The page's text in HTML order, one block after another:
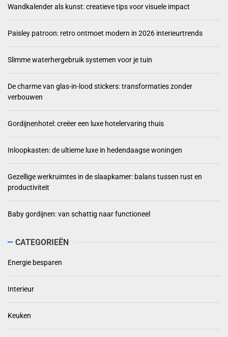
Wandkalender als kunst: creatieve tips voor visuele impact
Paisley patroon: retro ontmoet modern in 2026 interieurtrends
Slimme waterhergebruik systemen voor je tuin
De charme van glas-in-lood stickers: transformaties zonder
verbouwen
Gordijnenhotel: creëer een luxe hotelervaring thuis
Inloopkasten: de ultieme luxe in hedendaagse woningen
Gezellige werkruimtes in de slaapkamer: balans tussen rust en
productiviteit
Baby gordijnen: van schattig naar functioneel
CATEGORIEËN
Energie besparen
Interieur
Keuken